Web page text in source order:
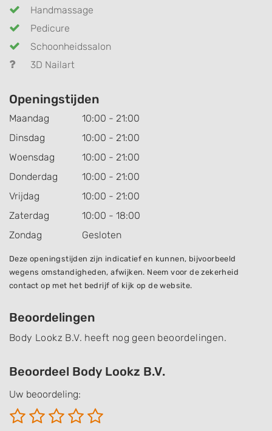
Handmassage
Pedicure
Schoonheidssalon
3D Nailart
Openingstijden
Maandag
10:00 - 21:00
Dinsdag
10:00 - 21:00
Woensdag
10:00 - 21:00
Donderdag
10:00 - 21:00
Vrijdag
10:00 - 21:00
Zaterdag
10:00 - 18:00
Zondag
Gesloten
Deze openingstijden zijn indicatief en kunnen, bijvoorbeeld
wegens omstandigheden, afwijken. Neem voor de zekerheid
contact op met het bedrijf of kijk op de website.
Beoordelingen
Body Lookz B.V. heeft nog geen beoordelingen.
Beoordeel Body Lookz B.V.
Uw beoordeling: